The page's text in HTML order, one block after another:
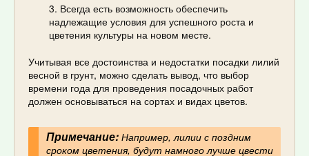
Всегда есть возможность обеспечить
надлежащие условия для успешного роста и
цветения культуры на новом месте.
Учитывая все достоинства и недостатки посадки лилий
весной в грунт, можно сделать вывод, что выбор
времени года для проведения посадочных работ
должен основываться на сортах и видах цветов.
Примечание:Например, лилии с поздним
сроком цветения, будут намного лучше цвести